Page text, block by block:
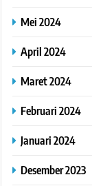
Mei 2024
April 2024
Maret 2024
Februari 2024
Januari 2024
Desember 2023